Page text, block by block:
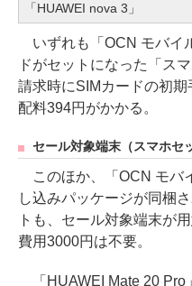
「HUAWEI nova 3」
いずれも「OCN モバイ
ドがセットになった「ス
請求時にSIMカードの初
配料394円がかかる。
セール対象端末（スマホセ
このほか、「OCN モバ
し込みパッケージが同梱
トも、セール対象端末が
費用3000円は不要。
「HUAWEI Mate 20 Pro